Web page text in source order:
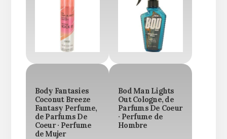
Body Fantasies
Coconut Breeze
Fantasy Perfume,
de Parfums De
Coeur · Perfume
de Mujer
Bod Man Lights
Out Cologne, de
Parfums De Coeur
· Perfume de
Hombre